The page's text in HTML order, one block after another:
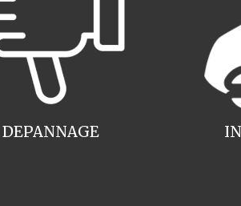
DEPANNAGE